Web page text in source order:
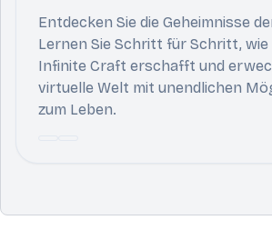
Entdecken Sie die Geheimnisse
Lernen Sie Schritt für Schritt, wie
Infinite Craft erschafft und
virtuelle Welt mit unendlichen
zum Leben.